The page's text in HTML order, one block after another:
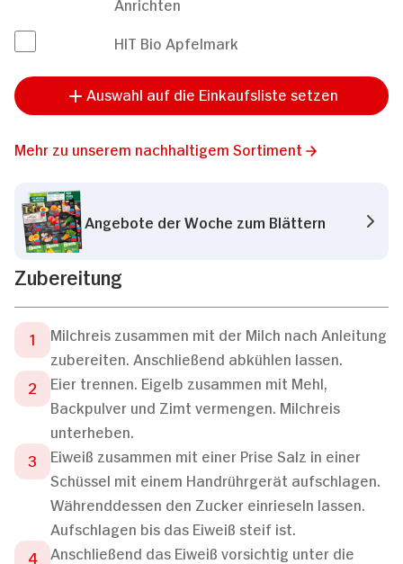
HIT Bio Apfelmark
Auswahl auf die Einkaufsliste setzen
Mehr zu unserem nachhaltigem Sortiment
Angebote der Woche zum Blättern
Zubereitung
Milchreis zusammen mit der Milch nach Anleitung
zubereiten. Anschließend abkühlen lassen.
Eier trennen. Eigelb zusammen mit Mehl,
Backpulver und Zimt vermengen. Milchreis
unterheben.
Eiweiß zusammen mit einer Prise Salz in einer
Schüssel mit einem Handrührgerät aufschlagen.
Währenddessen den Zucker einrieseln lassen.
Aufschlagen bis das Eiweiß steif ist.
Anschließend das Eiweiß vorsichtig unter die